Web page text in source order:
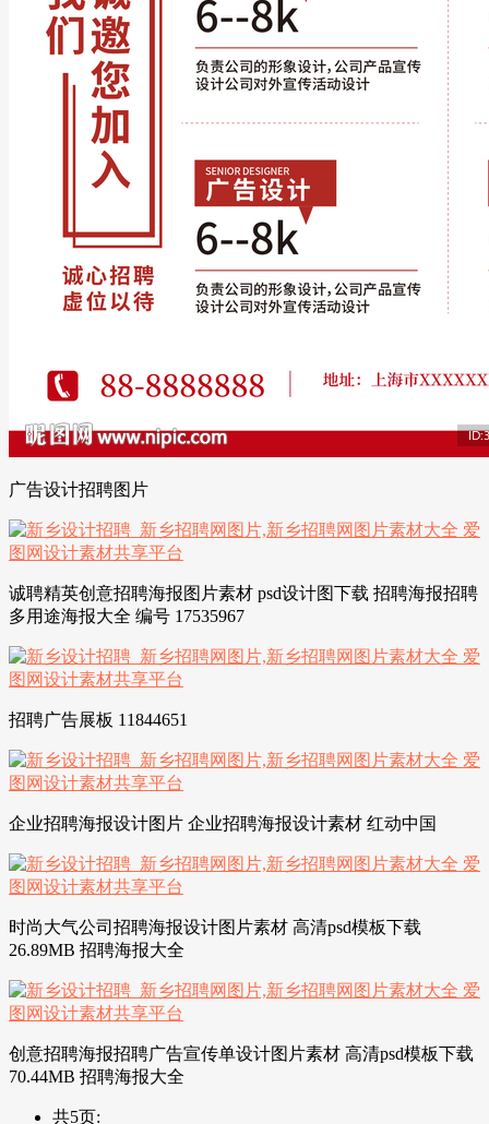
广告设计招聘图片
诚聘精英创意招聘海报图片素材 psd设计图下载 招聘海报招聘
多用途海报大全 编号 17535967
招聘广告展板 11844651
企业招聘海报设计图片 企业招聘海报设计素材 红动中国
时尚大气公司招聘海报设计图片素材 高清psd模板下载
26.89MB 招聘海报大全
创意招聘海报招聘广告宣传单设计图片素材 高清psd模板下载
70.44MB 招聘海报大全
共5页: